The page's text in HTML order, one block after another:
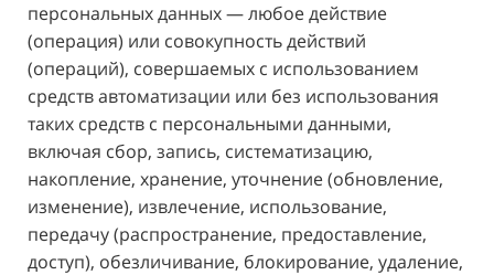
персональных данных — любое действие
(операция) или совокупность действий
(операций), совершаемых с использованием
средств автоматизации или без использования
таких средств с персональными данными,
включая сбор, запись, систематизацию,
накопление, хранение, уточнение (обновление,
изменение), извлечение, использование,
передачу (распространение, предоставление,
доступ), обезличивание, блокирование, удаление,